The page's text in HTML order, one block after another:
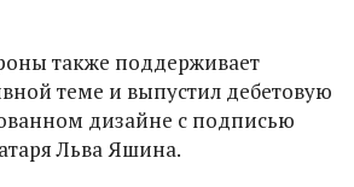
также поддерживает
теме и выпустил дебетовую
дизайне с подписью
Льва Яшина.